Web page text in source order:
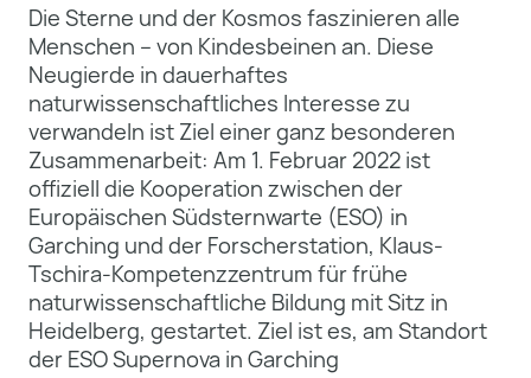
Die Sterne und der Kosmos faszinieren alle
Menschen – von Kindesbeinen an. Diese
Neugierde in dauerhaftes
naturwissenschaftliches Interesse zu
verwandeln ist Ziel einer ganz besonderen
Zusammenarbeit: Am 1. Februar 2022 ist
offiziell die Kooperation zwischen der
Europäischen Südsternwarte (ESO) in
Garching und der Forscherstation, Klaus-
Tschira-Kompetenzzentrum für frühe
naturwissenschaftliche Bildung mit Sitz in
Heidelberg, gestartet. Ziel ist es, am Standort
der ESO Supernova in Garching